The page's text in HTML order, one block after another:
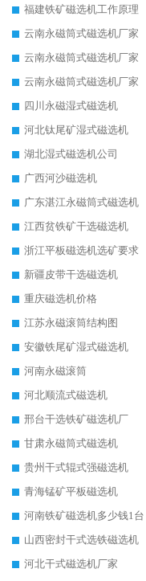
福建铁矿磁选机工作原理
云南永磁筒式磁选机厂家
云南永磁筒式磁选机厂家
云南永磁筒式磁选机厂家
四川永磁湿式磁选机
河北钛尾矿湿式磁选机
湖北湿式磁选机公司
广西河沙磁选机
广东湛江永磁筒式磁选机
江西贫铁矿干选磁选机
浙江平板磁选机选矿要求
新疆皮带干选磁选机
重庆磁选机价格
江苏永磁滚筒结构图
安徽铁尾矿湿式磁选机
河南永磁滚筒
河北顺流式磁选机
邢台干选铁矿磁选机厂
甘肃永磁筒式磁选机
贵州干式辊式强磁选机
青海锰矿平板磁选机
河南铁矿磁选机多少钱1台
山西密封干式选铁磁选机
河北干式磁选机厂家